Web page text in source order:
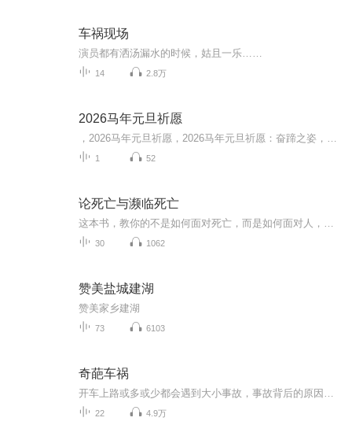
车祸现场
演员都有洒汤漏水的时候，姑且一乐……
14 2.8万
2026马年元旦祈愿
1 52
论死亡与濒临死亡
30 1062
赞美盐城建湖
赞美家乡建湖
73 6103
奇葩车祸
22 4.9万